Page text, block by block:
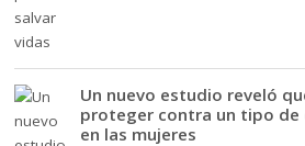
Un nuevo estudio reveló
proteger contra un tipo de
en las mujeres